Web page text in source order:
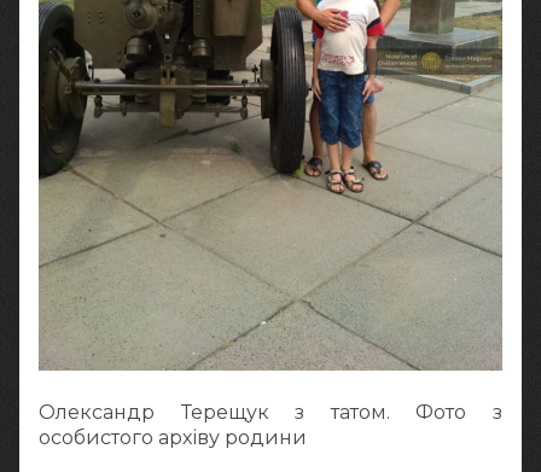
Олександр Терещук з татом. Фото з
особистого архіву родини